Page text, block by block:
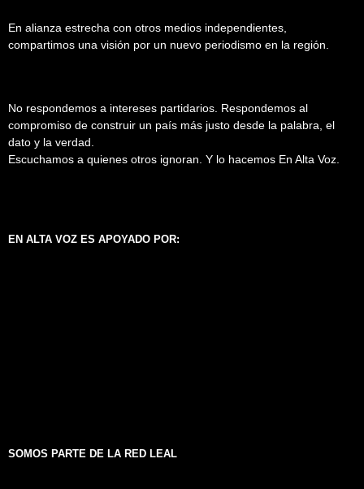
En alianza estrecha con otros medios independientes,
compartimos una visión por un nuevo periodismo en la región.
No respondemos a intereses partidarios. Respondemos al
compromiso de construir un país más justo desde la palabra, el
dato y la verdad.
Escuchamos a quienes otros ignoran. Y lo hacemos En Alta Voz.
EN ALTA VOZ ES APOYADO POR:
SOMOS PARTE DE LA RED LEAL